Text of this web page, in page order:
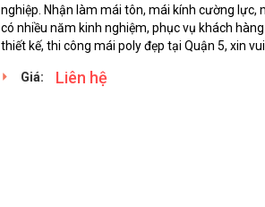
nghiệp. Nhận làm mái tôn, mái kính cường lực,
có nhiều năm kinh nghiệm, phục vụ khách
thiết kế, thi công mái poly đẹp tại Quận 5, xin
Giá: Liên hệ